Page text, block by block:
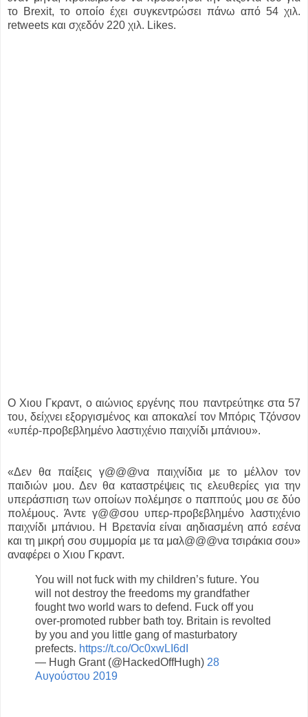
το Brexit, το οποίο έχει συγκεντρώσει πάνω από 54 χιλ.
retweets και σχεδόν 220 χιλ. Likes.
Ο Χιου Γκραντ, ο αιώνιος εργένης που παντρεύτηκε στα 57
του, δείχνει εξοργισμένος και αποκαλεί τον Μπόρις Τζόνσον
«υπέρ-προβεβλημένο λαστιχένιο παιχνίδι μπάνιου».
«Δεν θα παίξεις γ@@@να παιχνίδια με το μέλλον τον
παιδιών μου. Δεν θα καταστρέψεις τις ελευθερίες για την
υπεράσπιση των οποίων πολέμησε ο παππούς μου σε δύο
πολέμους. Άντε γ@@σου υπερ-προβεβλημένο λαστιχένιο
παιχνίδι μπάνιου. Η Βρετανία είναι αηδιασμένη από εσένα
και τη μικρή σου συμμορία με τα μαλ@@@να τσιράκια σου»
αναφέρει ο Χιου Γκραντ.
You will not fuck with my children’s future. You
will not destroy the freedoms my grandfather
fought two world wars to defend. Fuck off you
over-promoted rubber bath toy. Britain is revolted
by you and you little gang of masturbatory
prefects. https://t.co/Oc0xwLI6dI
— Hugh Grant (@HackedOffHugh) 28
Αυγούστου 2019